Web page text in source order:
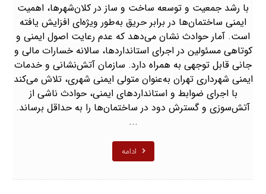
با رشد جمعیت و توسعه ساخت و ساز در کلان‌شهرها، اهمیت
ایمنی ساختمان‌ها در برابر حریق به‌طور ویژه‌ای افزایش یافته
است. آمار حوادث نشان می‌دهد که عدم رعایت اصول ایمنی و
کوتاهی مسئولین در اجرای استانداردها، سالانه خسارات مالی و
جانی قابل توجهی به همراه دارد. سازمان آتش‌نشانی و خدمات
ایمنی شهرداری تهران به‌عنوان متولی ایمنی شهری، تلاش می‌کند
با اجرای ضوابط و استانداردهای ایمنی، حوادث ناشی از
آتش‌سوزی و گسترش دود در ساختمان‌ها را به حداقل برساند.
...
ادامه